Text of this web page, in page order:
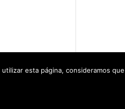
esta página, consideramos